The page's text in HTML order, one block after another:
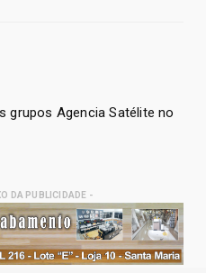
grupos Agencia Satélite no
DA PUBLICIDADE -